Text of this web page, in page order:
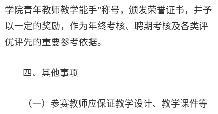
学院青年教师教学能手”称号，颁发荣誉证书，并予
以一定的奖励，作为年终考核、聘期考核及各类评
优评先的重要参考依据。
四、其他事项
（一）参赛教师应保证教学设计、教学课件等